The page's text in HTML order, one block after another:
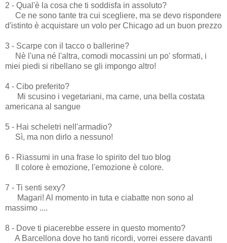
2 - Qual'è la cosa che ti soddisfa in assoluto?
Ce ne sono tante tra cui scegliere, ma se devo rispondere
d'istinto è acquistare un volo per Chicago ad un buon prezzo
3 - Scarpe con il tacco o ballerine?
Nè l'una né l'altra, comodi mocassini un po' sformati, i
miei piedi si ribellano se gli impongo altro!
4 - Cibo preferito?
Mi scusino i vegetariani, ma carne, una bella costata
americana al sangue
5 - Hai scheletri nell'armadio?
Sì, ma non dirlo a nessuno!
6 - Riassumi in una frase lo spirito del tuo blog
Il colore è emozione, l'emozione è colore.
7 - Ti senti sexy?
Magari! Al momento in tuta e ciabatte non sono al
massimo ....
8 - Dove ti piacerebbe essere in questo momento?
A Barcellona dove ho tanti ricordi, vorrei essere davanti